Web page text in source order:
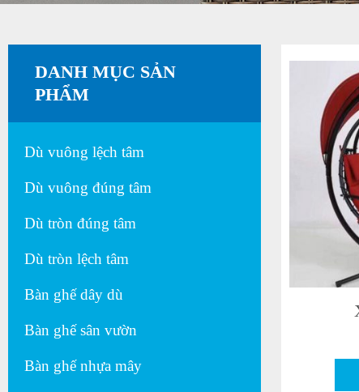
DANH MỤC SẢN
PHẨM
Dù vuông lệch tâm
Dù vuông đúng tâm
Dù tròn đúng tâm
Dù tròn lệch tâm
Bàn ghế dây dù
Bàn ghế sân vườn
Bàn ghế nhựa mây